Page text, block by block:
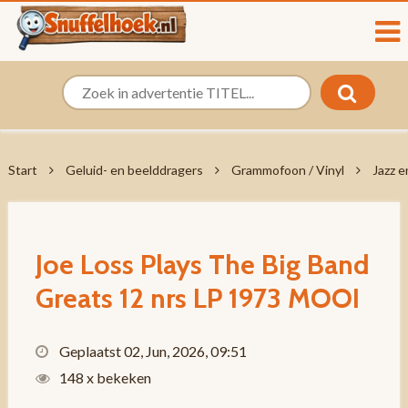
Start Geluid- en beelddragers Grammofoon / Vinyl Jazz
Joe Loss Plays The Big Band
Greats 12 nrs LP 1973 MOOI
Geplaatst 02, Jun, 2026, 09:51
148 x bekeken